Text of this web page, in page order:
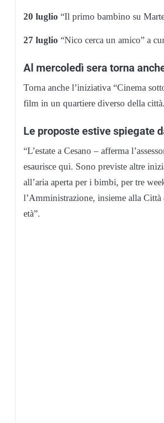
20 luglio “Il primo bambino su
27 luglio “Nico cerca un amico” a
Al mercoledì sera torna
Torna anche l’iniziativa “Cinema
film in un quartiere diverso della città.
Le proposte estive spiegate
“L’estate a Cesano – afferma
esaurisce qui. Sono previste altre
all’aria aperta per i bimbi, per tre
l’Amministrazione, insieme alla
età”.